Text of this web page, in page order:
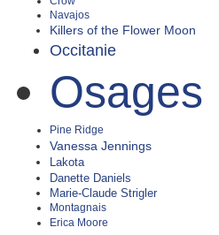
Navajos
Killers of the Flower Moon
Occitanie
Osages
Pine Ridge
Vanessa Jennings
Lakota
Danette Daniels
Marie-Claude Strigler
Montagnais
Erica Moore